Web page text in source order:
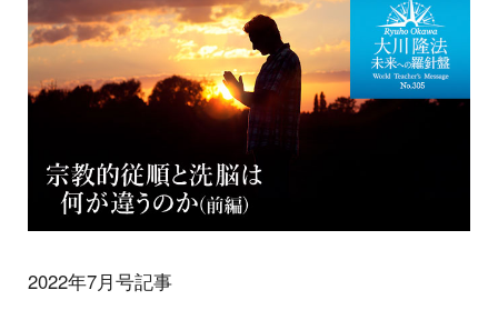
2022年7月号記事